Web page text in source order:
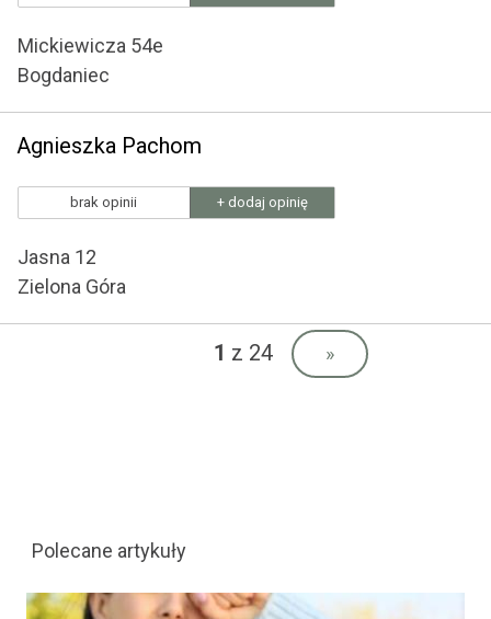
Mickiewicza 54e
Bogdaniec
Agnieszka Pachom
brak opinii + dodaj opinię
Jasna 12
Zielona Góra
1 z 24 »
Polecane artykuły